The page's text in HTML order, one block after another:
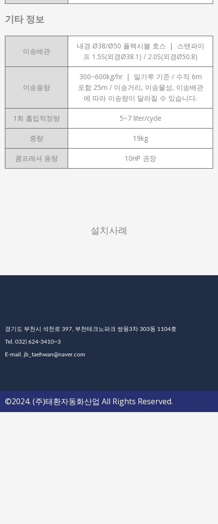
기타 정보
이송배관
내경 Ø38/Ø50 플렉시블 호스 | 스탠파이
프 1.5S(외경Ø38.1) / 2.0S(외경Ø50.8)
이송용량
300~600kg/hr | 밀가루 기준 / 수직 6m
포함 25m / 이송거리, 이송물성, 이송배관
에 따라 이송량이 달라질 수 있습니다.
1회 흡입적정량 5~7 liter/cycle
중량 19kg
콤프레셔 용량 10HP 권장
설치사례
경기도 부천시 석천로 397, 부천테크노파크 쌍용3차 303동 1104호
Tel. 032) 624-3410~3
E-mail. jb_taehwan@naver.com
©2024. (주)태환자동화산업 All Rights Reserved.